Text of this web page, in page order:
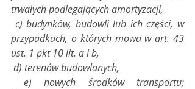
trwałych podlegających amortyzacji,
przypadkach, o których mowa w art. 43
ust. 1 pkt 10 lit. a i b,
d) terenów budowlanych,